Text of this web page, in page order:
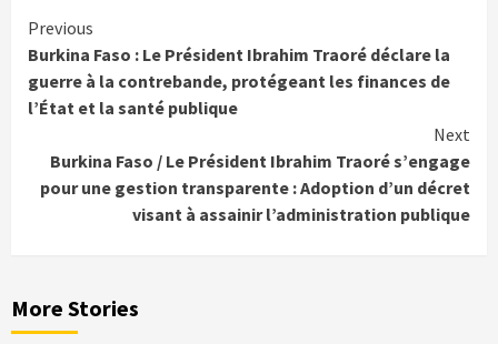
Continue
Reading
Previous
Burkina Faso : Le Président Ibrahim Traoré déclare la
guerre à la contrebande, protégeant les finances de
l’État et la santé publique
Next
Burkina Faso / Le Président Ibrahim Traoré s’engage
pour une gestion transparente : Adoption d’un décret
visant à assainir l’administration publique
More Stories